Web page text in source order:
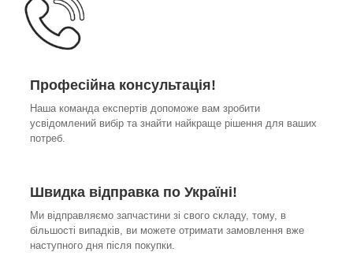
Професійна консультація!
Наша команда експертів допоможе вам зробити
усвідомлений вибір та знайти найкраще рішення для ваших
потреб.
Швидка відправка по Україні!
Ми відправляємо запчастини зі свого складу, тому, в
більшості випадків, ви можете отримати замовлення вже
наступного дня після покупки.